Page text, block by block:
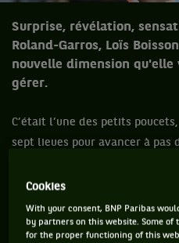
Surprise, révélation,
Roland-Garros, Loïs
nouvelle dimension
gérer.
C’était l’une des petits
sept lieues pour avancer à pas
février après huit mois d’arrêt
ligaments croisés, Loïs
demi-finale.
Cookies
With your consent, BNP Paribas
by partners on this website. Some of
for the proper functioning of this